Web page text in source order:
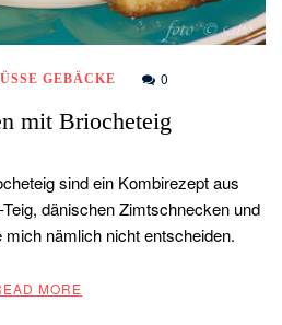
GEBÄCKE 0
mit Briocheteig
sind ein Kombirezept aus
dänischen Zimtschnecken und
nämlich nicht entscheiden.
MORE